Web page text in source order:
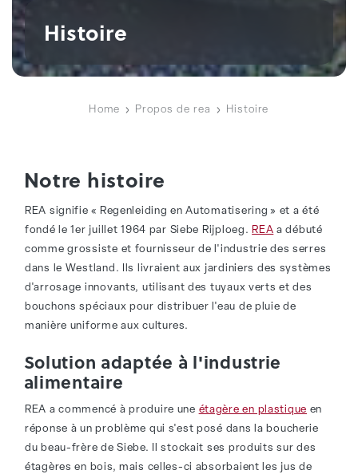
Histoire
Home Propos de rea Histoire
Notre histoire
REA signifie « Regenleiding en Automatisering » et a été
fondé le 1er juillet 1964 par Siebe Rijploeg. REA a débuté
comme grossiste et fournisseur de l'industrie des serres
dans le Westland. Ils livraient aux jardiniers des systèmes
d'arrosage innovants, utilisant des tuyaux verts et des
bouchons spéciaux pour distribuer l'eau de pluie de
manière uniforme aux cultures.
Solution adaptée à l'industrie
alimentaire
REA a commencé à produire une étagère en plastique en
réponse à un problème qui s'est posé dans la boucherie
du beau-frère de Siebe. Il stockait ses produits sur des
étagères en bois, mais celles-ci absorbaient les jus de